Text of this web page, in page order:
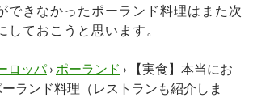
できなかったポーランド料理はまた次
ておこうと思います。
ロッパ › ポーランド › 【実食】本当にお
ランド料理（レストランも紹介しま